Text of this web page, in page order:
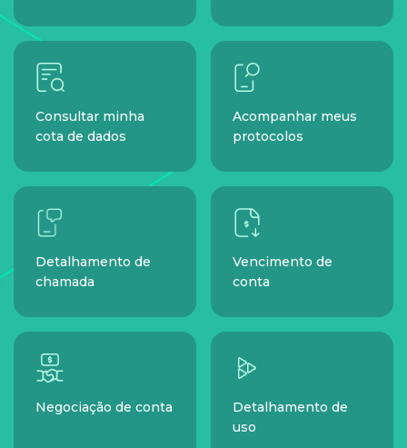
Consultar minha
cota de dados
Acompanhar meus
protocolos
Detalhamento de
chamada
Vencimento de
conta
Negociação de conta
Detalhamento de
uso